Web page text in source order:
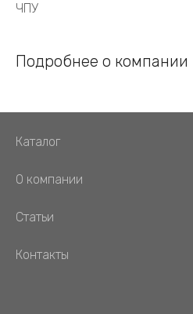
ЧПУ
Подробнее о компании
Каталог
О компании
Статьи
Контакты